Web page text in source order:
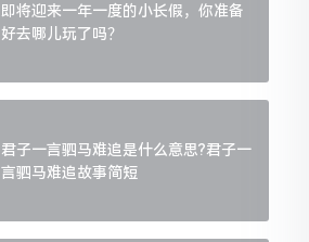
即将迎来一年一度的小长假，你准备
好去哪儿玩了吗？
君子一言驷马难追是什么意思?君子一
言驷马难追故事简短